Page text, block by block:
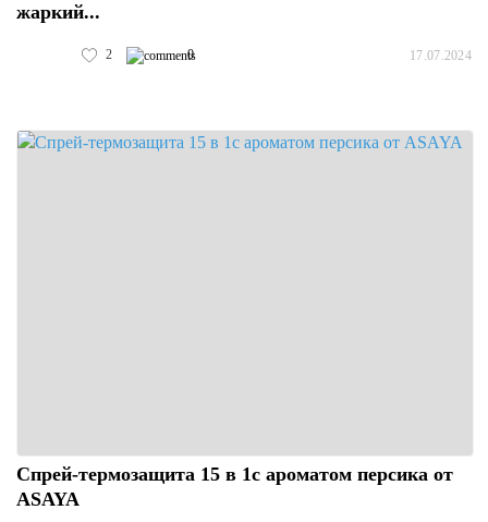
жаркий...
2 0 17.07.2024
Спрей-термозащита 15 в 1с ароматом персика от
ASAYA